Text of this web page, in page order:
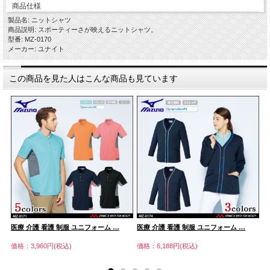
商品仕様
製品名: ニットシャツ
商品説明: スポーティーさが映えるニットシャツ。
型番: MZ-0170
メーカー: ユナイト
この商品を見た人はこんな商品も見ています
医療 介護 看護 制服 ユニフォーム …
価格：3,960円(税込)
医療 介護 看護 制服 ユニフォーム …
価格：6,188円(税込)